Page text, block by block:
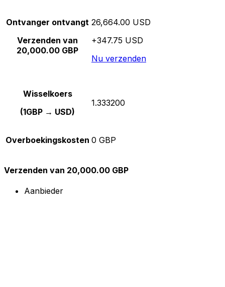
Ontvanger ontvangt
Verzenden van
20,000.00 GBP
26,664.00 USD
+347.75 USD
Nu verzenden
Wisselkoers
(1GBP → USD)
1.333200
Overboekingskosten 0 GBP
Verzenden van 20,000.00 GBP
Aanbieder